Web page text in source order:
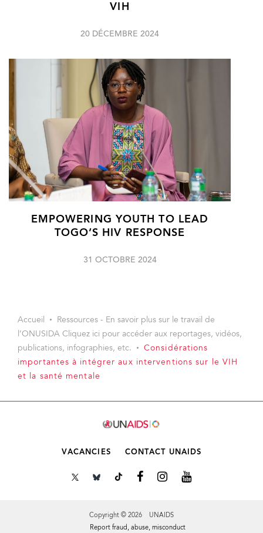
VIH
20 DÉCEMBRE 2024
EMPOWERING YOUTH TO LEAD
TOGO’S HIV RESPONSE
31 OCTOBRE 2024
Accueil
Ressources - En savoir plus sur le travail de
l’ONUSIDA Cliquez ici pour accéder aux reportages, vidéos,
publications, infographies, etc.
Considérations
importantes à intégrer aux interventions sur le VIH
et la santé mentale
VACANCIES CONTACT UNAIDS
Copyright © 2026 UNAIDS
Report fraud, abuse, misconduct